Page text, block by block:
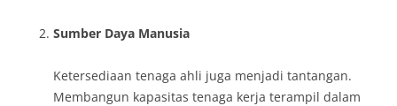
Sumber Daya Manusia
Ketersediaan tenaga ahli juga menjadi tantangan.
Membangun kapasitas tenaga kerja terampil dalam